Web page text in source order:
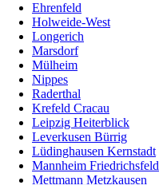
Ehrenfeld
Holweide-West
Longerich
Marsdorf
Mülheim
Nippes
Raderthal
Krefeld Cracau
Leipzig Heiterblick
Leverkusen Bürrig
Lüdinghausen Kernstadt
Mannheim Friedrichsfeld
Mettmann Metzkausen